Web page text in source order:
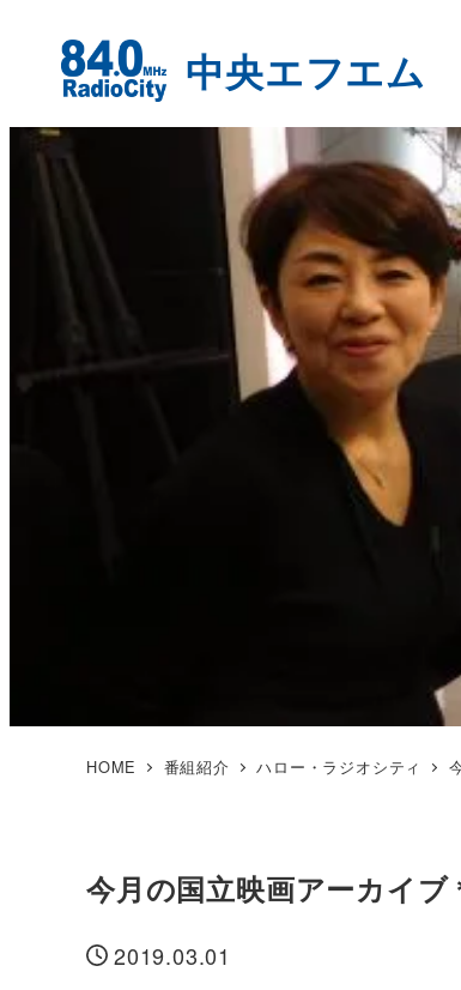
HOME 番組紹介 ハロー・ラジオシティ
今月の国立映画アーカイ
投稿日
2019.03.01